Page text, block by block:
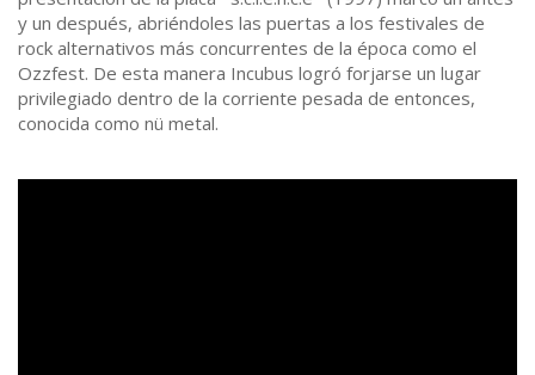
y un después, abriéndoles las puertas a los festivales de
rock alternativos más concurrentes de la época como el
Ozzfest. De esta manera Incubus logró forjarse un lugar
privilegiado dentro de la corriente pesada de entonces,
conocida como nü metal.